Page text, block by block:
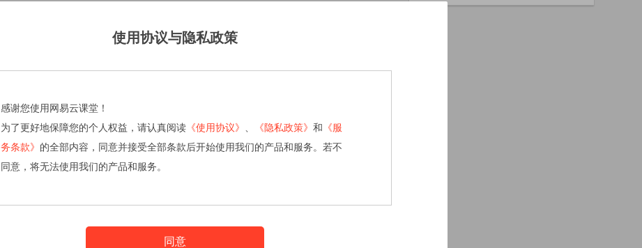
使用协议与隐私政策
感谢您使用网易云课堂！
为了更好地保障您的个人权益，请认真阅读 《使用协议》 《隐私政策》 和 《服
务条款》 的全部内容，同意并接受全部条款后开始使用我们的产品和服务。若不
同意，将无法使用我们的产品和服务。
同意